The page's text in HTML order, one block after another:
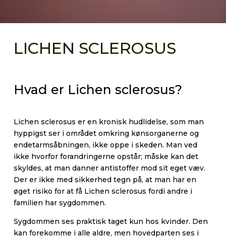
LICHEN SCLEROSUS
Hvad er Lichen sclerosus?
Lichen sclerosus er en kronisk hudlidelse, som man
hyppigst ser i området omkring kønsorganerne og
endetarmsåbningen, ikke oppe i skeden. Man ved
ikke hvorfor forandringerne opstår; måske kan det
skyldes, at man danner antistoffer mod sit eget væv.
Der er ikke med sikkerhed tegn på, at man har en
øget risiko for at få Lichen sclerosus fordi andre i
familien har sygdommen.
Sygdommen ses praktisk taget kun hos kvinder. Den
kan forekomme i alle aldre, men hovedparten ses i